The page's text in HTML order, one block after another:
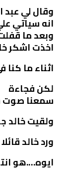
وقال لي عبد
انه سياتي
وبعد ما
اخذت اشكر
اثناء ما كنا
لكن فجاءة
سمعنا صوت
ولقيت خالد
ورد خالد قائلا
ايوه….هو